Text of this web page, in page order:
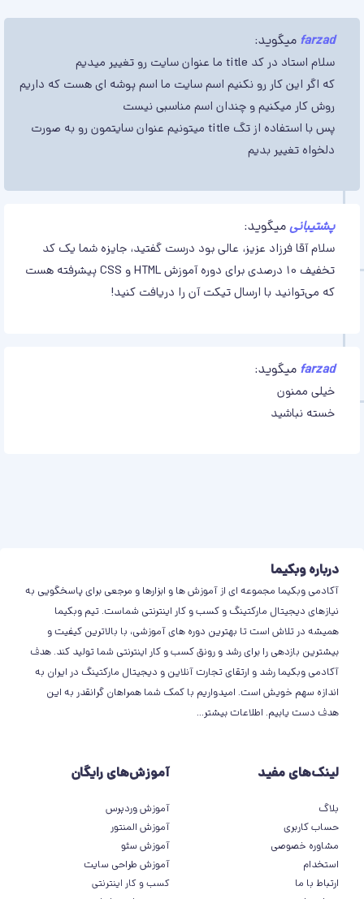
farzad میگوید:
سلام استاد در کد title ما عنوان سایت رو تغییر میدیم
که اگر این کار رو نکنیم اسم سایت ما اسم پوشه ای هست که داریم
روش کار میکنیم و چندان اسم مناسبی نیست
پس با استفاده از تگ title میتونیم عنوان سایتمون رو به صورت
دلخواه تغییر بدیم
پشتیبانیمیگوید:
سلام آقا فرزاد عزیز، عالی بود درست گفتید، جایزه شما یک کد
تخفیف 10 درصدی برای دوره آموزش HTML و CSS پیشرفته هست
که می‌توانید با ارسال تیکت آن را دریافت کنید!
farzad میگوید:
خیلی ممنون
خسته نباشید
درباره وبکیما
آکادمی وبکیما مجموعه ای از آموزش ها و ابزارها و مرجعی برای پاسخگویی به
نیازهای دیجیتال مارکتینگ و کسب و کار اینترنتی شماست. تیم وبکیما
همیشه در تلاش است تا بهترین دوره های آموزشی، با بالاترین کیفیت و
بیشترین بازدهی را برای رشد و رونق کسب و کار اینترنتی شما تولید کند. هدف
آکادمی وبکیما رشد و ارتقای تجارت آنلاین و دیجیتال مارکتینگ در ایران به
اندازه سهم خویش است. امیدواریم با کمک شما همراهان گرانقدر به این
هدف دست یابیم. اطلاعات بیشتر...
لینک‌های مفید
بلاگ
حساب کاربری
مشاوره خصوصی
استخدام
ارتباط با ما
آموزش‌های رایگان
آموزش وردپرس
آموزش المنتور
آموزش سئو
آموزش طراحی سایت
کسب و کار اینترنتی